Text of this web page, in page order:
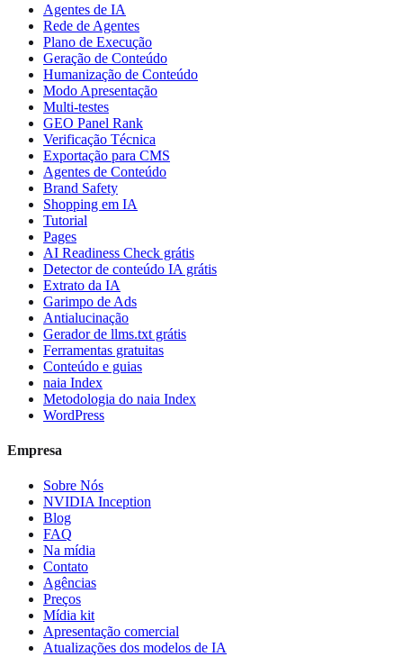
Agentes de IA
Rede de Agentes
Plano de Execução
Geração de Conteúdo
Humanização de Conteúdo
Modo Apresentação
Multi-testes
GEO Panel Rank
Verificação Técnica
Exportação para CMS
Agentes de Conteúdo
Brand Safety
Shopping em IA
Tutorial
Pages
AI Readiness Check grátis
Detector de conteúdo IA grátis
Extrato da IA
Garimpo de Ads
Antialucinação
Gerador de llms.txt grátis
Ferramentas gratuitas
Conteúdo e guias
naia Index
Metodologia do naia Index
WordPress
Empresa
Sobre Nós
NVIDIA Inception
Blog
FAQ
Na mídia
Contato
Agências
Preços
Mídia kit
Apresentação comercial
Atualizações dos modelos de IA